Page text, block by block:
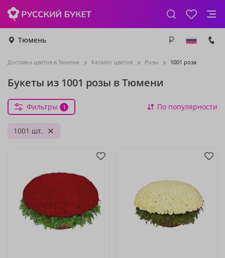
Тюмень
Доставка цветов в Тюмени Каталог цветов Розы 1001 роза
Букеты из 1001 розы в Тюмени
Фильтры 1 По популярности
1001 шт.